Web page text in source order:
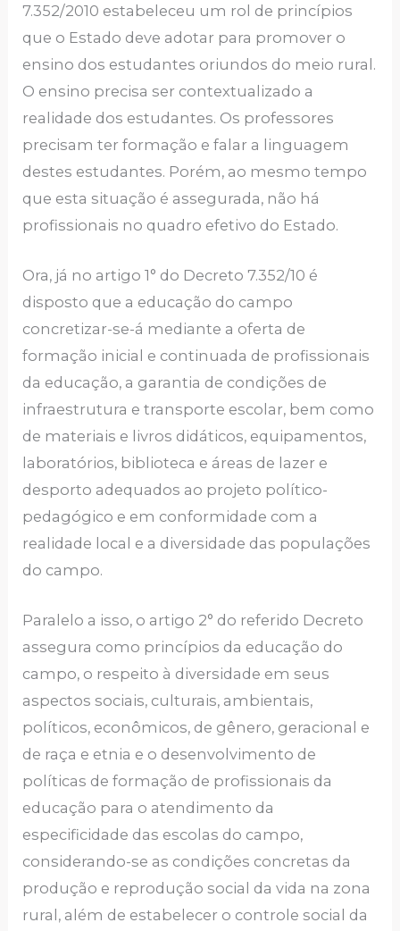
7.352/2010 estabeleceu um rol de princípios
que o Estado deve adotar para promover o
ensino dos estudantes oriundos do meio rural.
O ensino precisa ser contextualizado a
realidade dos estudantes. Os professores
precisam ter formação e falar a linguagem
destes estudantes. Porém, ao mesmo tempo
que esta situação é assegurada, não há
profissionais no quadro efetivo do Estado.
Ora, já no artigo 1° do Decreto 7.352/10 é
disposto que a educação do campo
concretizar-se-á mediante a oferta de
formação inicial e continuada de profissionais
da educação, a garantia de condições de
infraestrutura e transporte escolar, bem como
de materiais e livros didáticos, equipamentos,
laboratórios, biblioteca e áreas de lazer e
desporto adequados ao projeto político-
pedagógico e em conformidade com a
realidade local e a diversidade das populações
do campo.
Paralelo a isso, o artigo 2° do referido Decreto
assegura como princípios da educação do
campo, o respeito à diversidade em seus
aspectos sociais, culturais, ambientais,
políticos, econômicos, de gênero, geracional e
de raça e etnia e o desenvolvimento de
políticas de formação de profissionais da
educação para o atendimento da
especificidade das escolas do campo,
considerando-se as condições concretas da
produção e reprodução social da vida na zona
rural, além de estabelecer o controle social da